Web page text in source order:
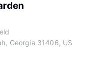
Georgia 31406, US